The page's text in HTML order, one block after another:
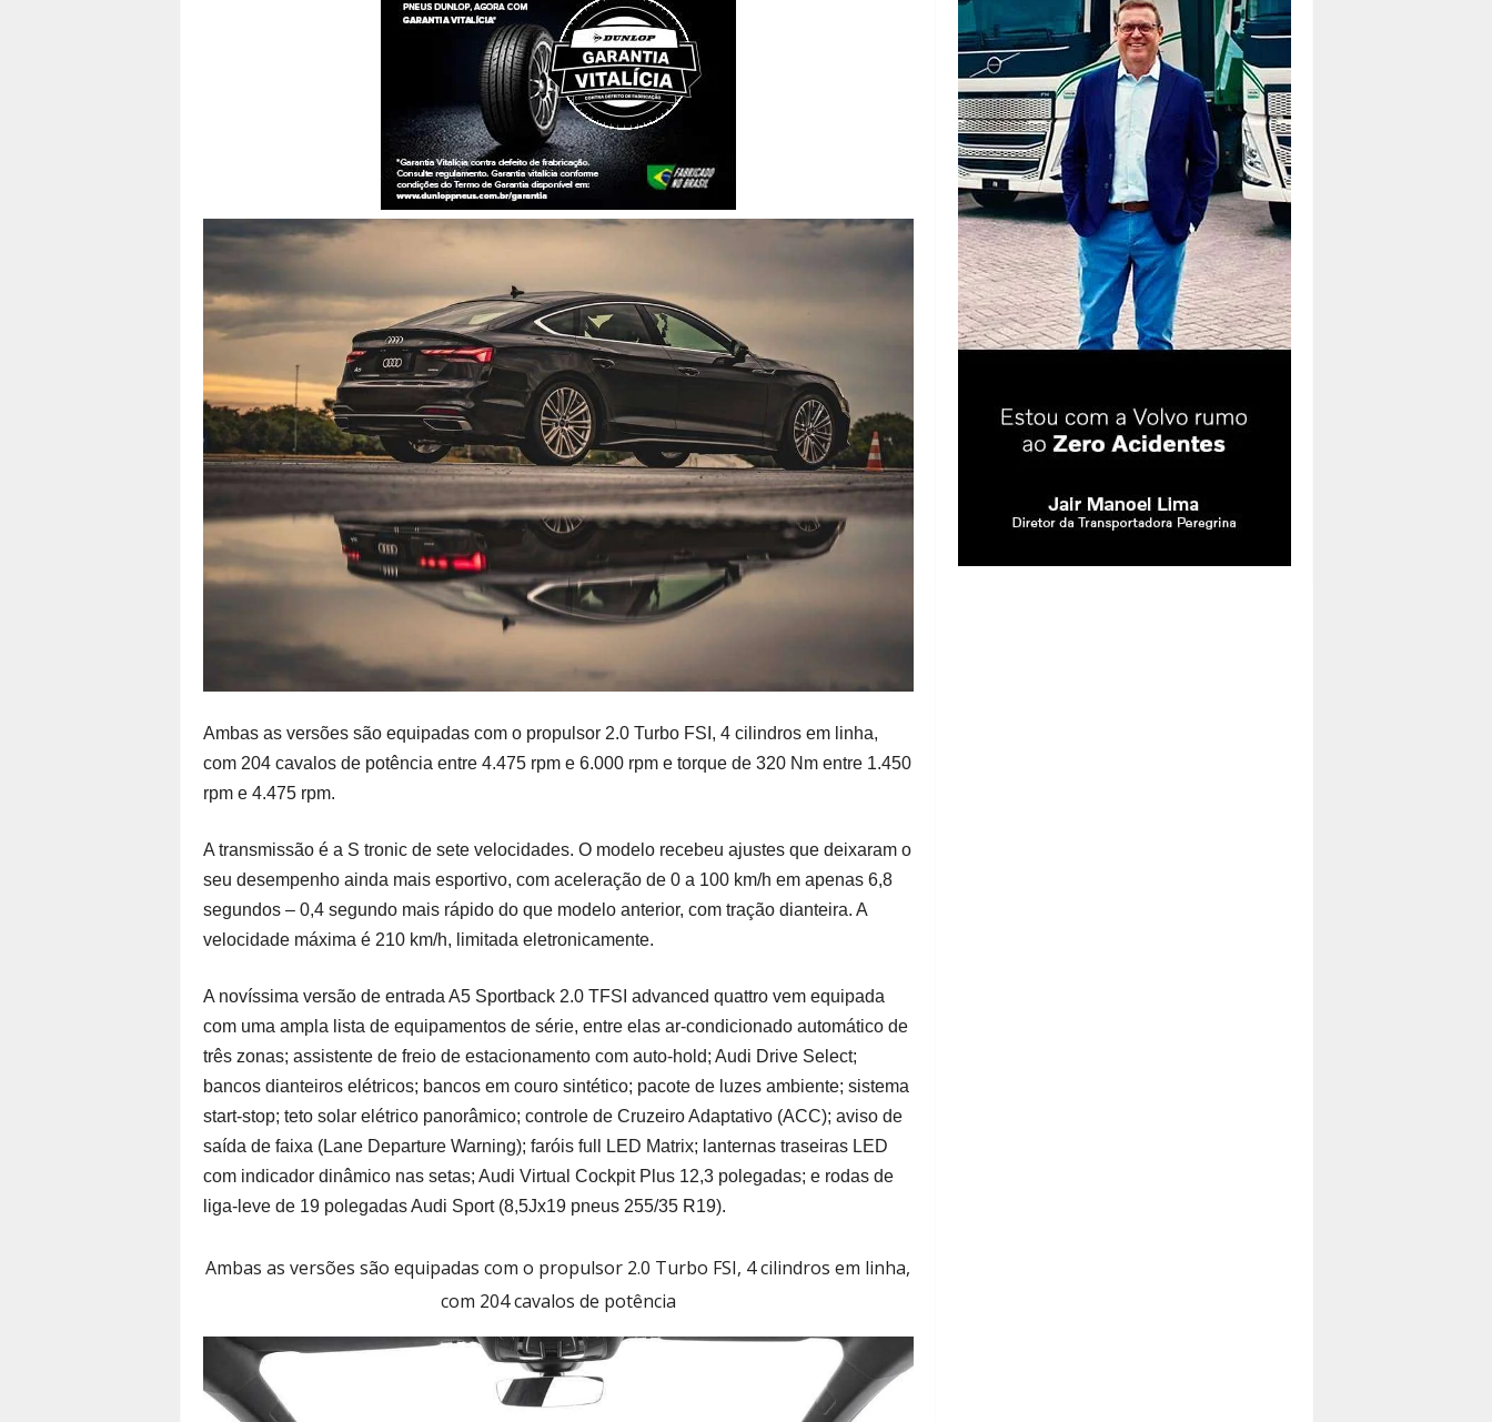
Ambas as versões são equipadas com o propulsor 2.0 Turbo FSI, 4 cilindros em linha,
com 204 cavalos de potência entre 4.475 rpm e 6.000 rpm e torque de 320 Nm entre 1.450
rpm e 4.475 rpm.
A transmissão é a S tronic de sete velocidades. O modelo recebeu ajustes que deixaram o
seu desempenho ainda mais esportivo, com aceleração de 0 a 100 km/h em apenas 6,8
segundos – 0,4 segundo mais rápido do que modelo anterior, com tração dianteira. A
velocidade máxima é 210 km/h, limitada eletronicamente.
A novíssima versão de entrada A5 Sportback 2.0 TFSI advanced quattro vem equipada
com uma ampla lista de equipamentos de série, entre elas ar-condicionado automático de
três zonas; assistente de freio de estacionamento com auto-hold; Audi Drive Select;
bancos dianteiros elétricos; bancos em couro sintético; pacote de luzes ambiente; sistema
start-stop; teto solar elétrico panorâmico; controle de Cruzeiro Adaptativo (ACC); aviso de
saída de faixa (Lane Departure Warning); faróis full LED Matrix; lanternas traseiras LED
com indicador dinâmico nas setas; Audi Virtual Cockpit Plus 12,3 polegadas; e rodas de
liga-leve de 19 polegadas Audi Sport (8,5Jx19 pneus 255/35 R19).
Ambas as versões são equipadas com o propulsor 2.0 Turbo FSI, 4 cilindros em linha,
com 204 cavalos de potência